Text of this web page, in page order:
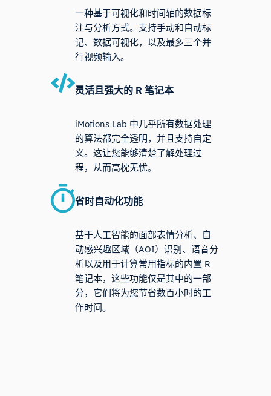
一种基于可视化和时间轴的数据标
注与分析方式。支持手动和自动标
记、数据可视化，以及最多三个并
行视频输入。
灵活且强大的 R 笔记本
iMotions Lab 中几乎所有数据处理
的算法都完全透明，并且支持自定
义。这让您能够清楚了解处理过
程，从而高枕无忧。
省时自动化功能
基于人工智能的面部表情分析、自
动感兴趣区域（AOI）识别、语音分
析以及用于计算常用指标的内置 R
笔记本，这些功能仅是其中的一部
分，它们将为您节省数百小时的工
作时间。